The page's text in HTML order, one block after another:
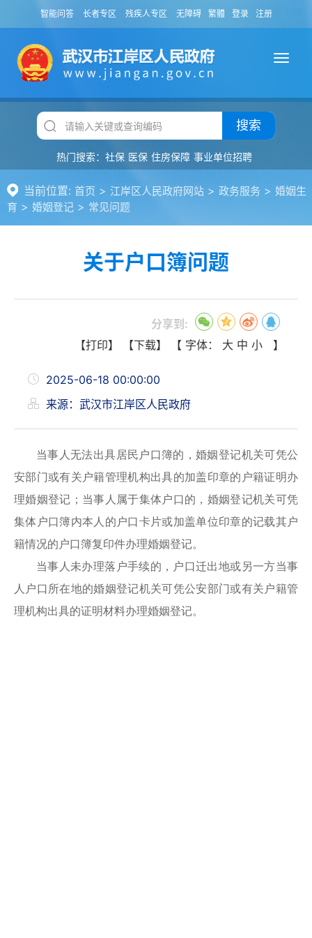
智能问答 长者专区 残疾人专区 无障碍 繁體 登录 注册
搜索
热门搜索： 社保 医保 住房保障 事业单位招聘
当前位置: 首页 > 江岸区人民政府网站 > 政务服务 > 婚姻生
育 > 婚姻登记 > 常见问题
关于户口簿问题
分享到:
【打印】
【下载】 【 字体： 大 中 小 】
2025-06-18 00:00:00
来源：武汉市江岸区人民政府
当事人无法出具居民户口簿的，婚姻登记机关可凭公
安部门或有关户籍管理机构出具的加盖印章的户籍证明办
理婚姻登记；当事人属于集体户口的，婚姻登记机关可凭
集体户口簿内本人的户口卡片或加盖单位印章的记载其户
籍情况的户口簿复印件办理婚姻登记。
当事人未办理落户手续的，户口迁出地或另一方当事
人户口所在地的婚姻登记机关可凭公安部门或有关户籍管
理机构出具的证明材料办理婚姻登记。